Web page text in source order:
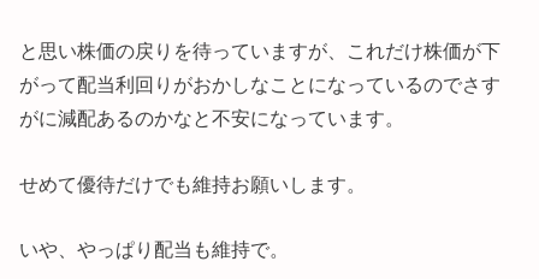
と思い株価の戻りを待っていますが、これだけ株価が下
がって配当利回りがおかしなことになっているのでさす
がに減配あるのかなと不安になっています。
せめて優待だけでも維持お願いします。
いや、やっぱり配当も維持で。